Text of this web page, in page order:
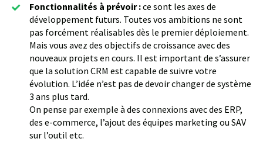
Fonctionnalités à prévoir :ce sont les axes de
développement futurs. Toutes vos ambitions ne sont
pas forcément réalisables dès le premier déploiement.
Mais vous avez des objectifs de croissance avec des
nouveaux projets en cours. Il est important de s’assurer
que la solution CRM est capable de suivre votre
évolution. L’idée n’est pas de devoir changer de système
3 ans plus tard.
On pense par exemple à des connexions avec des ERP,
des e-commerce, l’ajout des équipes marketing ou SAV
sur l’outil etc.